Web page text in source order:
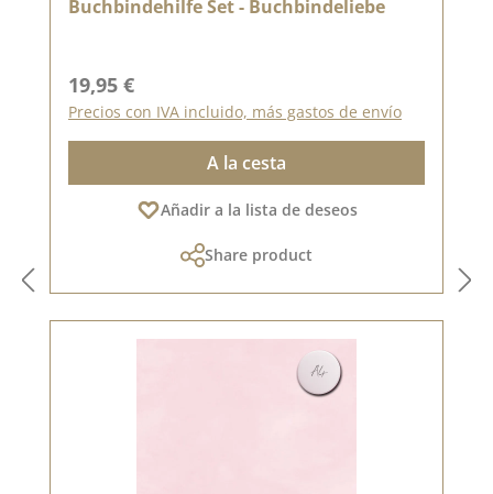
Buchbindehilfe Set - Buchbindeliebe
Precio normal:
19,95 €
Precios con IVA incluido, más gastos de envío
A la cesta
Añadir a la lista de deseos
Share product